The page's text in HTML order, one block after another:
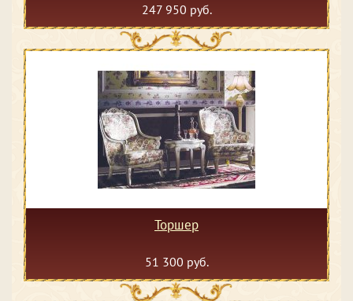
247 950 руб.
Торшер
51 300 руб.